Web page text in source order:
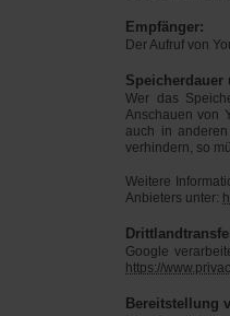
Empfänger:
Der Aufruf von
Wer das
Anschauen von
auch in
verhindern, so
Weitere
Anbieters unter:
Google
https://
Bereitstellung